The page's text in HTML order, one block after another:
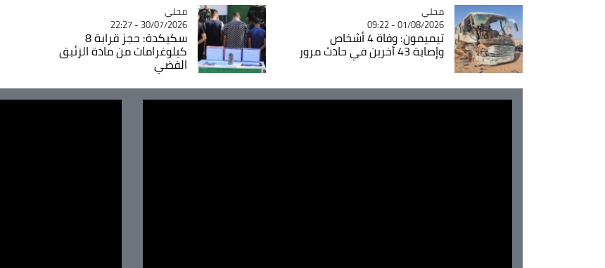
Catégorie
محلي
01/08/2026 - 09:22
تيميمون: وفاة 4 أشخاص
وإصابة 43 آخرين في حادث مرور
Catégorie
محلي
30/07/2026 - 22:27
سكيكدة: حجز قرابة 8
كيلوغرامات من مادة الزئبق
الفضي